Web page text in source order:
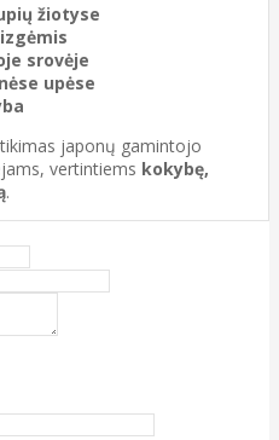
žiotyse
srovėje
upėse
japonų gamintojo
vertintiems kokybę,
.